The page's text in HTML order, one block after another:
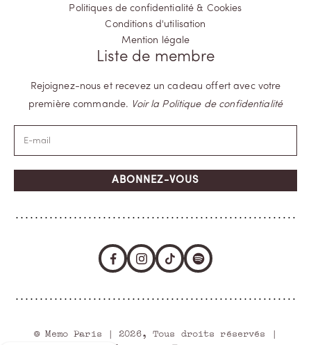
Politiques de confidentialité & Cookies
Conditions d'utilisation
Mention légale
Liste de membre
Rejoignez-nous et recevez un cadeau offert avec votre
première commande. Voir la Politique de confidentialité
ABONNEZ-VOUS
© Memo Paris | 2026, Tous droits réservés |